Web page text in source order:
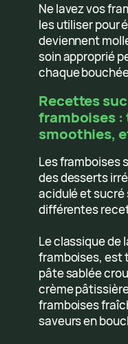
Ne lavez vos
les utiliser pour
deviennent
soin approprié
chaque
Recettes
framboises
smoothies,
Les framboises
des desserts
acidulé et sucré
différentes
Le classique de
framboises, est
pâte sablée
crème
framboises
saveurs en